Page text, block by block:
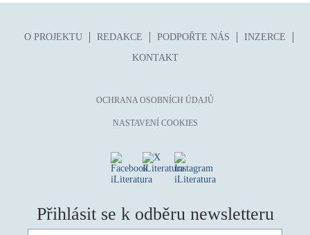
O PROJEKTU REDAKCE PODPOŘTE NÁS
INZERCE
KONTAKT
OCHRANA OSOBNÍCH ÚDAJŮ
NASTAVENÍ COOKIES
Přihlásit se k odběru newsletteru